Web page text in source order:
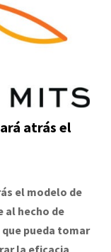
atrás el
el modelo de
al hecho de
pueda tomar
la eficacia